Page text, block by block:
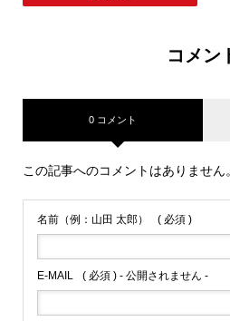
コメン
0 コメント
この記事へのコメントはありません。
名前（例：山田 太郎） ( 必須 )
E-MAIL ( 必須 ) - 公開されません -